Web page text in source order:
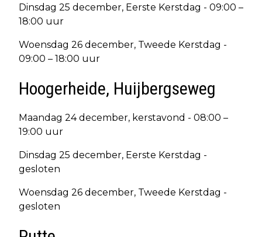
Dinsdag 25 december, Eerste Kerstdag - 09:00 –
18:00 uur
Woensdag 26 december, Tweede Kerstdag -
09:00 – 18:00 uur
Hoogerheide, Huijbergseweg
Maandag 24 december, kerstavond - 08:00 –
19:00 uur
Dinsdag 25 december, Eerste Kerstdag -
gesloten
Woensdag 26 december, Tweede Kerstdag -
gesloten